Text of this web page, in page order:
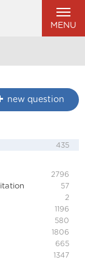
MENU
new question
435
2796
57
2
1196
580
1806
665
1347